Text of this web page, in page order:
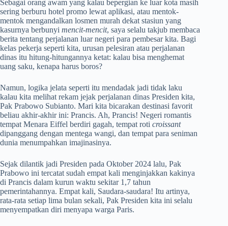
Sebagai orang awam yang kalau bepergian ke luar kota masih
sering berburu hotel promo lewat aplikasi, atau mentok-
mentok mengandalkan losmen murah dekat stasiun yang
kasurnya berbunyi mencit-mencit, saya selalu takjub membaca
berita tentang perjalanan luar negeri para pembesar kita. Bagi
kelas pekerja seperti kita, urusan pelesiran atau perjalanan
dinas itu hitung-hitungannya ketat: kalau bisa menghemat
uang saku, kenapa harus boros?
Namun, logika jelata seperti itu mendadak jadi tidak laku
kalau kita melihat rekam jejak perjalanan dinas Presiden kita,
Pak Prabowo Subianto. Mari kita bicarakan destinasi favorit
beliau akhir-akhir ini: Prancis. Ah, Prancis! Negeri romantis
tempat Menara Eiffel berdiri gagah, tempat roti croissant
dipanggang dengan mentega wangi, dan tempat para seniman
dunia menumpahkan imajinasinya.
Sejak dilantik jadi Presiden pada Oktober 2024 lalu, Pak
Prabowo ini tercatat sudah empat kali menginjakkan kakinya
di Prancis dalam kurun waktu sekitar 1,7 tahun
pemerintahannya. Empat kali, Saudara-saudara! Itu artinya,
rata-rata setiap lima bulan sekali, Pak Presiden kita ini selalu
menyempatkan diri menyapa warga Paris.